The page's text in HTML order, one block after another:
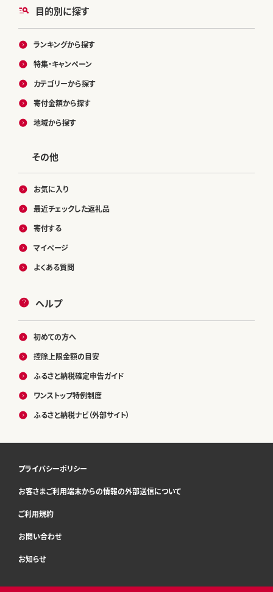
目的別に探す
ランキングから探す
特集・キャンペーン
カテゴリーから探す
寄付金額から探す
地域から探す
その他
お気に入り
最近チェックした返礼品
寄付する
マイページ
よくある質問
ヘルプ
初めての方へ
控除上限金額の目安
ふるさと納税確定申告ガイド
ワンストップ特例制度
ふるさと納税ナビ（外部サイト）
プライバシーポリシー
お客さまご利用端末からの情報の外部送信について
ご利用規約
お問い合わせ
お知らせ